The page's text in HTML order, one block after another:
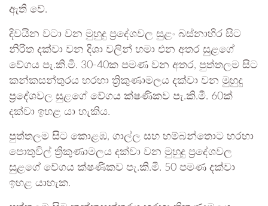
ඇති වේ.
දිවයින වටා වන මුහුදු ප්‍රදේශවල සුළං බස්නාහිර සිට
නිරිත දක්වා වන දිශා වලින් හමා එන අතර සුළගේ
වේගය පැ.කි.මී. 30-40ක පමණ වන අතර, පුත්තලම සිට
කන්කසන්තුරය හරහා ත්‍රිකුණාමලය දක්වා වන මුහුදු
ප්‍රදේශවල සුළගේ වේගය ක්ෂණිකව පැ.කි.මී. 60ක්
දක්වා ඉහළ යා හැකිය.
පුත්තලම සිට කොළඹ, ගාල්ල සහ හම්බන්තොට හරහා
පොතුවිල් ත්‍රිකුණාමලය දක්වා වන මුහුදු ප්‍රදේශවල
සුළගේ වේගය ක්ෂණිකව පැ.කි.මී. 50 පමණ දක්වා
ඉහළ යාහැක.